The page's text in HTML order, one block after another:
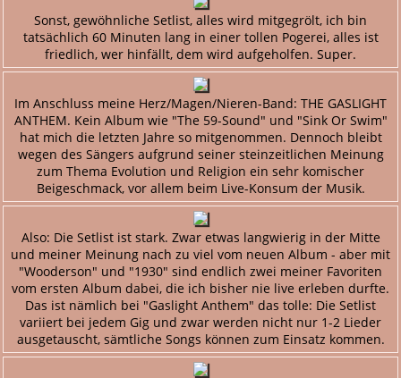
Sonst, gewöhnliche Setlist, alles wird mitgegrölt, ich bin
tatsächlich 60 Minuten lang in einer tollen Pogerei, alles ist
friedlich, wer hinfällt, dem wird aufgeholfen. Super.
Im Anschluss meine Herz/Magen/Nieren-Band: THE GASLIGHT
ANTHEM. Kein Album wie "The 59-Sound" und "Sink Or Swim"
hat mich die letzten Jahre so mitgenommen. Dennoch bleibt
wegen des Sängers aufgrund seiner steinzeitlichen Meinung
zum Thema Evolution und Religion ein sehr komischer
Beigeschmack, vor allem beim Live-Konsum der Musik.
Also: Die Setlist ist stark. Zwar etwas langwierig in der Mitte
und meiner Meinung nach zu viel vom neuen Album - aber mit
"Wooderson" und "1930" sind endlich zwei meiner Favoriten
vom ersten Album dabei, die ich bisher nie live erleben durfte.
Das ist nämlich bei "Gaslight Anthem" das tolle: Die Setlist
variiert bei jedem Gig und zwar werden nicht nur 1-2 Lieder
ausgetauscht, sämtliche Songs können zum Einsatz kommen.